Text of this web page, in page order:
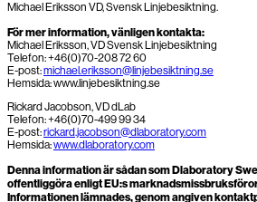
Michael Eriksson VD, Svensk Linjebesiktning.
För mer information, vänligen kontakta:
Michael Eriksson, VD Svensk Linjebesiktning
Telefon: +46(0)70-208 72 60
E-post:michael.eriksson@linjebesiktning.se
Hemsida: www.linjebesiktning.se
Rickard Jacobson, VD dLab
Telefon: +46(0)70-499 99 34
E-post:rickard.jacobson@dlaboratory.com
Hemsida:www.dlaboratory.com
Denna information är sådan som Dlaboratory
offentliggöra enligt EU:s
Informationen lämnades, genom angiven